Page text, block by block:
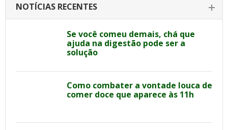
NOTÍCIAS RECENTES
Se você comeu demais, chá que
ajuda na digestão pode ser a
solução
Como combater a vontade louca de
comer doce que aparece às 11h